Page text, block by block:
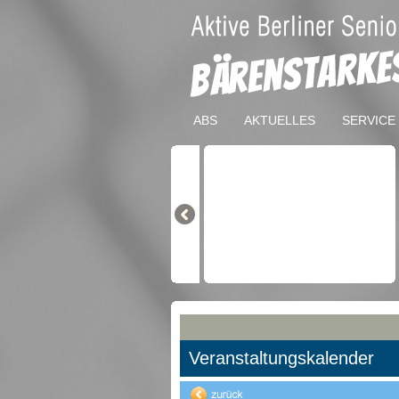
ABS AKTUELLES SERVICE
Veranstaltungskalender